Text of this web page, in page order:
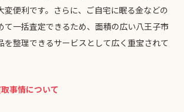
変便利です。さらに、ご自宅に眠る金などの
て一括査定できるため、面積の広い八王子市
を整理できるサービスとして広く重宝されて
事情について